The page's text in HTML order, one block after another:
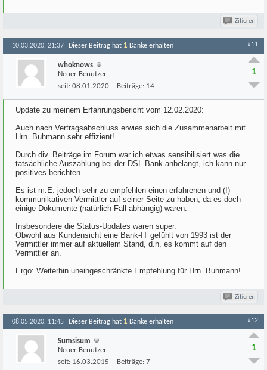
Zitieren
10.03.2020, 21:37 Dieser Beitrag hat 1 Danke erhalten #11
whoknows
Neuer Benutzer
seit: 08.01.2020 Beiträge: 14
1
Update zu meinem Erfahrungsbericht vom 12.02.2020:
Auch nach Vertragsabschluss erwies sich die Zusammenarbeit mit
Hrn. Buhmann sehr effizient!
Durch div. Beiträge im Forum war ich etwas sensibilisiert was die
tatsächliche Auszahlung bei der DSL Bank anbelangt, ich kann nur
positives berichten.
Es ist m.E. jedoch sehr zu empfehlen einen erfahrenen und (!)
kommunikativen Vermittler auf seiner Seite zu haben, da es doch
einige Dokumente (natürlich Fall-abhängig) waren.
Insbesondere die Status-Updates waren super.
Obwohl aus Kundensicht eine Bank-IT gefühlt von 1993 ist der
Vermittler immer auf aktuellem Stand, d.h. es kommt auf den
Vermittler an.
Ergo: Weiterhin uneingeschränkte Empfehlung für Hrn. Buhmann!
Zitieren
08.05.2020, 11:45 Dieser Beitrag hat 1 Danke erhalten #12
Sumsisum
Neuer Benutzer
seit: 16.03.2015 Beiträge: 7
1